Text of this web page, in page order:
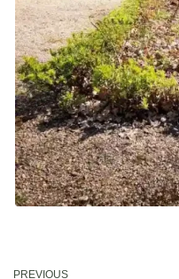
PREVIOUS